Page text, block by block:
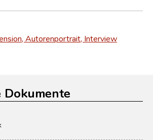
Autorenportrait, Interview